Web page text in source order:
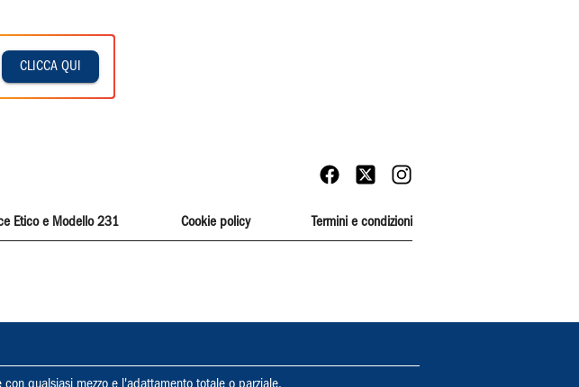
CLICCA QUI
Etico e Modello 231 Cookie policy Termini e condizioni
qualsiasi mezzo e l'adattamento totale o parziale.